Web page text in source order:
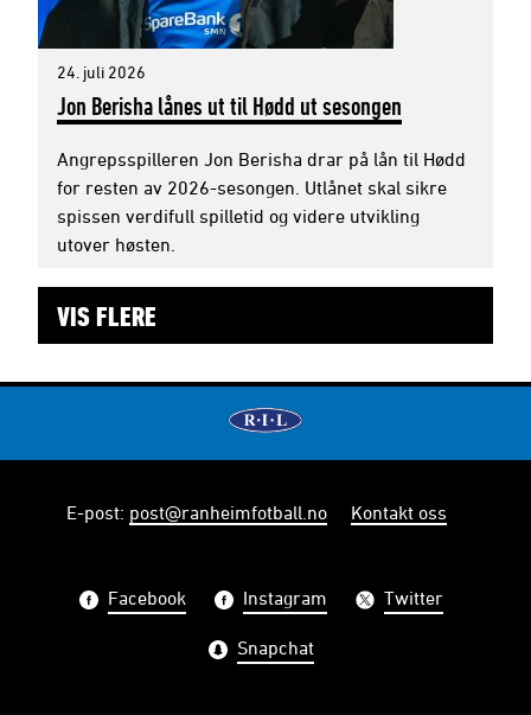
24. juli 2026
Jon Berisha lånes ut til Hødd ut sesongen
Angrepsspilleren Jon Berisha drar på lån til Hødd
for resten av 2026-sesongen. Utlånet skal sikre
spissen verdifull spilletid og videre utvikling
utover høsten.
VIS FLERE
E-post: post@ranheimfotball.no Kontakt oss
Facebook Instagram Twitter
Snapchat